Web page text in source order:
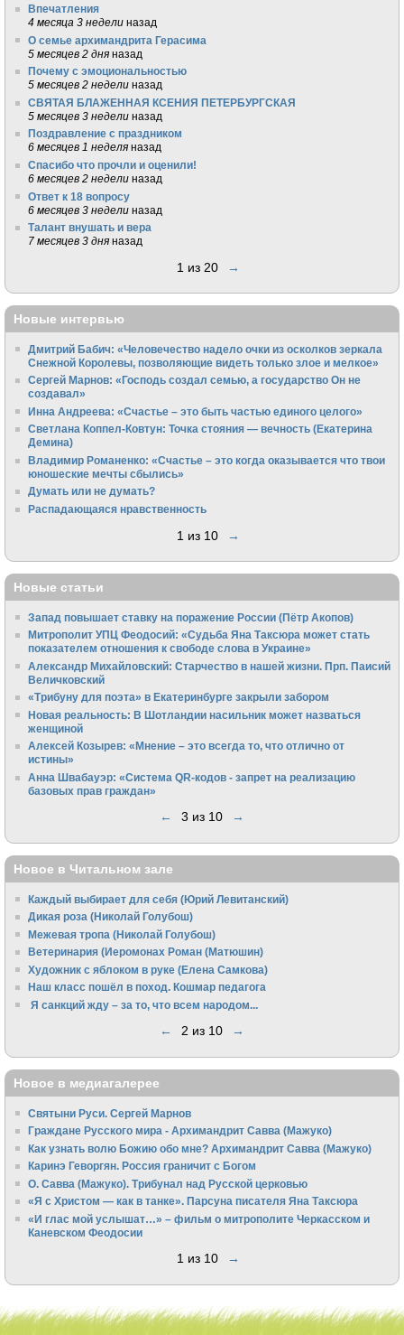
Впечатления
4 месяца 3 недели назад
О семье архимандрита Герасима
5 месяцев 2 дня назад
Почему с эмоциональностью
5 месяцев 2 недели назад
СВЯТАЯ БЛАЖЕННАЯ КСЕНИЯ ПЕТЕРБУРГСКАЯ
5 месяцев 3 недели назад
Поздравление с праздником
6 месяцев 1 неделя назад
Спасибо что прочли и оценили!
6 месяцев 2 недели назад
Ответ к 18 вопросу
6 месяцев 3 недели назад
Талант внушать и вера
7 месяцев 3 дня назад
1 из 20 →
Новые интервью
Дмитрий Бабич: «Человечество надело очки из осколков зеркала
Снежной Королевы, позволяющие видеть только злое и мелкое»
Сергей Марнов: «Господь создал семью, а государство Он не
создавал»
Инна Андреева: «Счастье – это быть частью единого целого»
Светлана Коппел-Ковтун: Точка стояния — вечность (Екатерина
Демина)
Владимир Романенко: «Счастье – это когда оказывается что твои
юношеские мечты сбылись»
Думать или не думать?
Распадающаяся нравственность
1 из 10 →
Новые статьи
Запад повышает ставку на поражение России (Пётр Акопов)
Митрополит УПЦ Феодосий: «Судьба Яна Таксюра может стать
показателем отношения к свободе слова в Украине»
Алек­сандр Михайловский: Старчество в нашей жизни. Прп. Паисий
Величковский
«Трибуну для поэта» в Екатеринбурге закрыли забором
Новая реальность: В Шотландии насильник может назваться
женщиной
Алексей Козырев: «Мнение – это всегда то, что отлично от
истины»
Анна Швабауэр: «Система QR-кодов - запрет на реализацию
базовых прав граждан»
← 3 из 10 →
Новое в Читальном зале
Каждый выбирает для себя (Юрий Левитанский)
Дикая роза (Николай Голубош)
Межевая тропа (Николай Голубош)
Ветеринария (Иеромонах Роман (Матюшин)
Художник с яблоком в руке (Елена Самкова)
Наш класс пошёл в поход. Кошмар педагога
Я санкций жду – за то, что всем народом...
← 2 из 10 →
Новое в медиагалерее
Святыни Руси. Сергей Марнов
Граждане Русского мира - Архимандрит Савва (Мажуко)
Как узнать волю Божию обо мне? Архимандрит Савва (Мажуко)
Каринэ Геворгян. Россия граничит с Богом
О. Савва (Мажуко). Трибунал над Русской церковью
«Я с Христом — как в танке». Парсуна писателя Яна Таксюра
«И глас мой услышат…» – фильм о митрополите Черкасском и
Каневском Феодосии
1 из 10 →